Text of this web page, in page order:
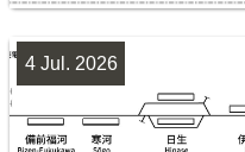
配線略図で
4 Jul. 2026